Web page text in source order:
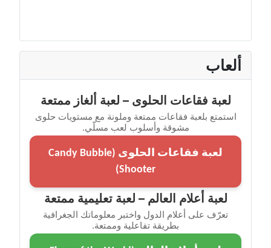
ألعاب
لعبة فقاعات الحلوى – لعبة ألغاز ممتعة
استمتع بلعبة فقاعات ممتعة وملونة مع مستويات حلوى
مشوقة وأسلوب لعب مسلّي.
لعبة فقاعات الحلوى (Candy Bubble
Shooter)
لعبة أعلام العالم – لعبة تعليمية ممتعة
تعرّف على أعلام الدول واختبر معلوماتك الجغرافية
بطريقة تفاعلية وممتعة.